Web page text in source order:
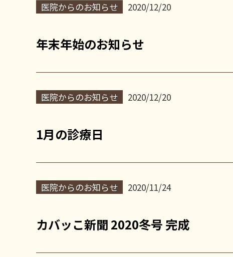
医院からのお知らせ 2020/12/20
年末年始のお知らせ
医院からのお知らせ 2020/12/20
1月の診療日
医院からのお知らせ 2020/11/24
カバッこ新聞 2020冬号 完成